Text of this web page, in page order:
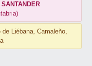
de Liébana, Camaleño,